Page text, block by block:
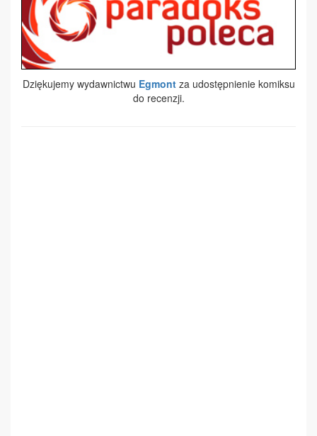
Dziękujemy wydawnictwu Egmontza udostępnienie komiksu
do recenzji.